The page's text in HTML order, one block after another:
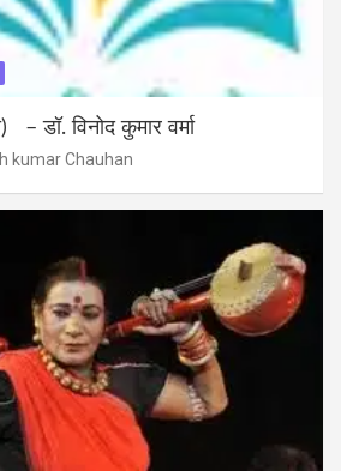
डॉ. विनोद कुमार वर्मा
kumar Chauhan